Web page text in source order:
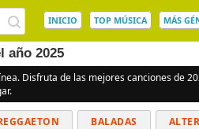
INICIO TOP MÚSICA MÁS
año 2025
Disfruta de las mejores canciones de
BALADAS